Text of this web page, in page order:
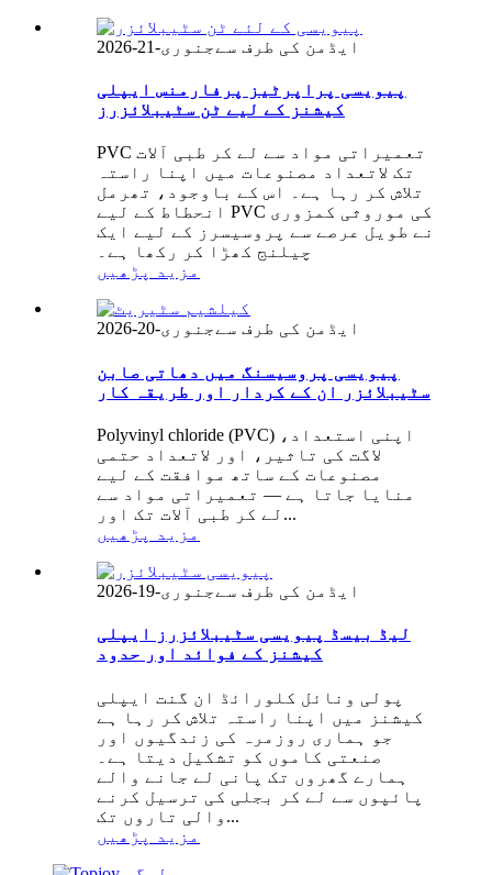
ایڈمن کی طرف سےجنوری-21-2026
پیویسی پراپرٹیز پرفارمنس ایپلی
کیشنز کے لیے ٹن سٹیبلائزرز
PVC تعمیراتی مواد سے لے کر طبی آلات
تک لاتعداد مصنوعات میں اپنا راستہ
تلاش کر رہا ہے۔ اس کے باوجود، تھرمل
انحطاط کے لیے PVC کی موروثی کمزوری
نے طویل عرصے سے پروسیسرز کے لیے ایک
چیلنج کھڑا کر رکھا ہے۔
مزید پڑھیں
ایڈمن کی طرف سےجنوری-20-2026
پیویسی پروسیسنگ میں دھاتی صابن
سٹیبلائزر ان کے کردار اور طریقہ کار
Polyvinyl chloride (PVC) اپنی استعداد،
لاگت کی تاثیر، اور لاتعداد حتمی
مصنوعات کے ساتھ موافقت کے لیے
منایا جاتا ہے — تعمیراتی مواد سے
لے کر طبی آلات تک اور...
مزید پڑھیں
ایڈمن کی طرف سےجنوری-19-2026
لیڈ بیسڈ پیویسی سٹیبلائزرز ایپلی
کیشنز کے فوائد اور حدود
پولی ونائل کلورائڈ ان گنت ایپلی
کیشنز میں اپنا راستہ تلاش کر رہا ہے
جو ہماری روزمرہ کی زندگیوں اور
صنعتی کاموں کو تشکیل دیتا ہے۔
ہمارے گھروں تک پانی لے جانے والے
پائپوں سے لے کر بجلی کی ترسیل کرنے
والی تاروں تک...
مزید پڑھیں